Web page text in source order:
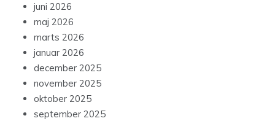
juni 2026
maj 2026
marts 2026
januar 2026
december 2025
november 2025
oktober 2025
september 2025